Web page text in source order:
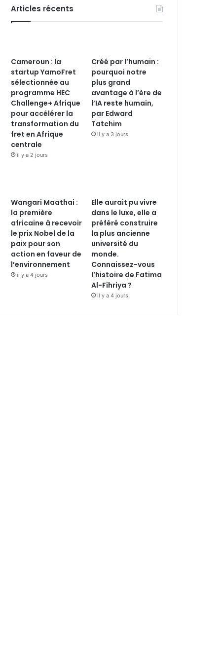
Articles récents
Cameroun : la
startup YamoFret
sélectionnée au
programme HEC
Challenge+ Afrique
pour accélérer la
transformation du
fret en Afrique
centrale
il y a 2 jours
Créé par l’humain :
pourquoi notre
plus grand
avantage à l’ère de
l’IA reste humain,
par Edward
Tatchim
il y a 3 jours
Wangari Maathai :
la première
africaine à recevoir
le prix Nobel de la
paix pour son
action en faveur de
l’environnement
il y a 4 jours
Elle aurait pu vivre
dans le luxe, elle a
préféré construire
la plus ancienne
université du
monde.
Connaissez-vous
l’histoire de Fatima
Al-Fihriya ?
il y a 4 jours